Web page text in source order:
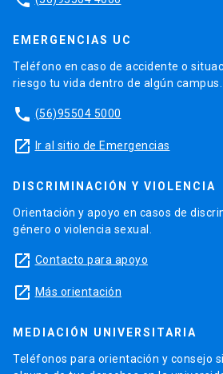
EMERGENCIAS UC
Teléfono en caso de accidente o
riesgo tu vida dentro de algún campus.
phone (56)95504 5000
launch Ir al sitio de Emergencias
DISCRIMINACIÓN Y VIOLENCIA
Orientación y apoyo en casos de
género o violencia sexual.
launch Contacto para apoyo
launch Más orientación
MEDIACIÓN UNIVERSITARIA
Teléfonos para orientación y consejo